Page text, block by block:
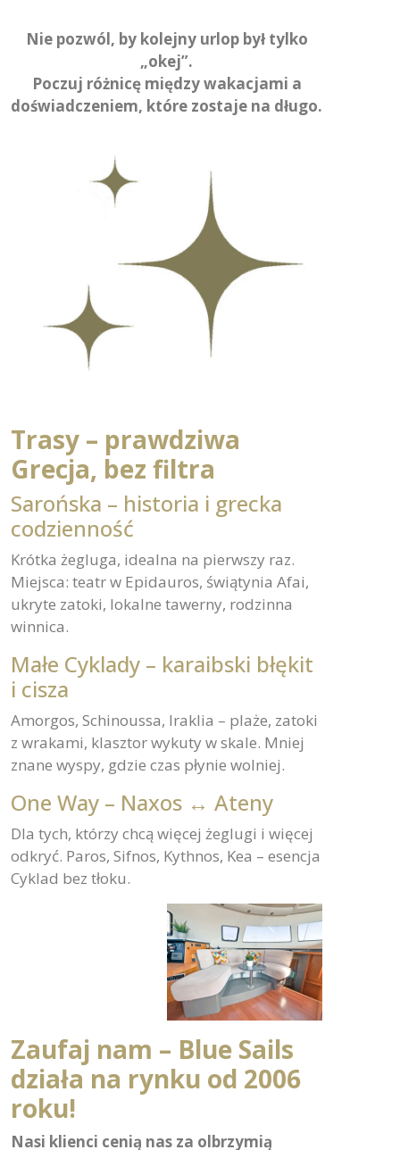
Nie pozwól, by kolejny urlop był tylko
„okej”.
Poczuj różnicę między wakacjami a
doświadczeniem, które zostaje na długo.
Trasy – prawdziwa
Grecja, bez filtra
Sarońska – historia i grecka
codzienność
Krótka żegluga, idealna na pierwszy raz.
Miejsca: teatr w Epidauros, świątynia Afai,
ukryte zatoki, lokalne tawerny, rodzinna
winnica.
Małe Cyklady – karaibski błękit
i cisza
Amorgos, Schinoussa, Iraklia – plaże, zatoki
z wrakami, klasztor wykuty w skale. Mniej
znane wyspy, gdzie czas płynie wolniej.
One Way – Naxos ↔ Ateny
Dla tych, którzy chcą więcej żeglugi i więcej
odkryć. Paros, Sifnos, Kythnos, Kea – esencja
Cyklad bez tłoku.
Zaufaj nam – Blue Sails
działa na rynku od 2006
roku!
Nasi klienci cenią nas za olbrzymią